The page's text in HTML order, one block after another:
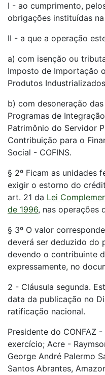
I - ao cumprimento,
obrigações instituídas
II - a que a operação
a) com isenção ou
Imposto de Importação
Produtos
b) com desoneração
Programas de
Patrimônio do Servidor
Contribuição para o
Social - COFINS.
§ 2º Ficam as unidades
exigir o estorno do
art. 21 da Lei
de 1996, nas operações
§ 3º O valor
deverá ser deduzido do
devendo o contribuinte
expressamente, no
2 - Cláusula segunda.
data da publicação no
ratificação nacional.
Presidente do CONFAZ
exercício; Acre -
George André Palermo
Santos Abrantes,